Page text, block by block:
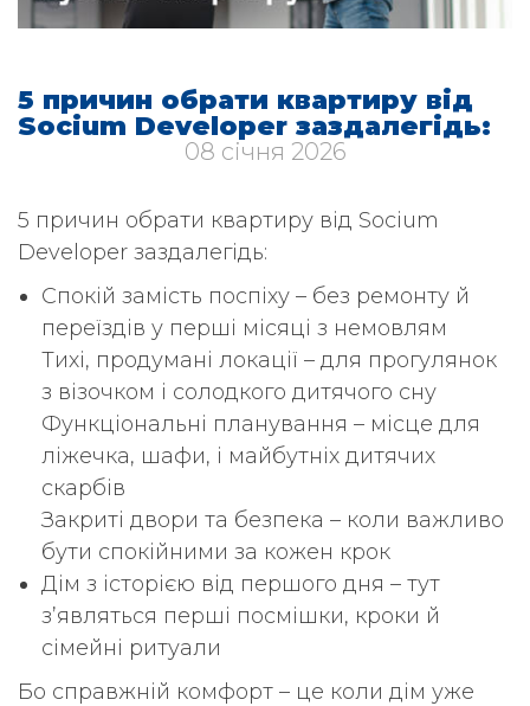
5 причин обрати квартиру від
Socium Developer заздалегідь:
08 січня 2026
5 причин обрати квартиру від Socium
Developer заздалегідь:
Спокій замість поспіху – без ремонту й
переїздів у перші місяці з немовлям
Тихі, продумані локації – для прогулянок
з візочком і солодкого дитячого сну
Функціональні планування – місце для
ліжечка, шафи, і майбутніх дитячих
скарбів
Закриті двори та безпека – коли важливо
бути спокійними за кожен крок
Дім з історією від першого дня – тут
з’являться перші посмішки, кроки й
сімейні ритуали
Бо справжній комфорт – це коли дім уже